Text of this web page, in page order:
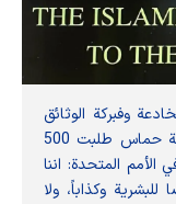
وفبركة الوثائق
المزيفة وادعاءات الكيان الاسرائيلي بأن حركة حماس طلبت 500
الأمم المتحدة: اننا
للبشرية وكذاباً، ولا